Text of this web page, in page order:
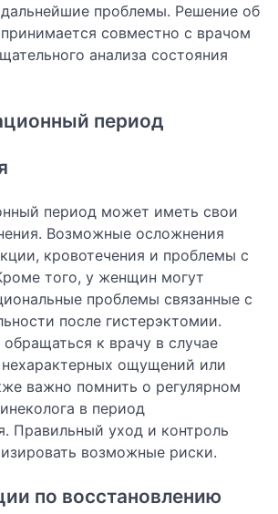
дальнейшие проблемы. Решение об
совместно с врачом
анализа состояния
период
период может иметь свои
Возможные осложнения
кровотечения и проблемы с
того, у женщин могут
проблемы связанные с
после гистерэктомии.
к врачу в случае
нехарактерных ощущений или
важно помнить о регулярном
в период
Правильный уход и контроль
возможные риски.
по восстановлению